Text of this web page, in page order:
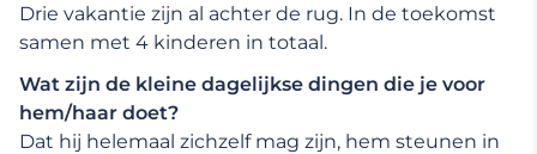
Drie vakantie zijn al achter de rug. In de toekomst
samen met 4 kinderen in totaal.
Wat zijn de kleine dagelijkse dingen die je voor
hem/haar doet?
Dat hij helemaal zichzelf mag zijn, hem steunen in